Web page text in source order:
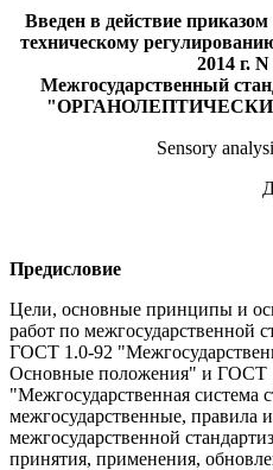
Введен в действие
техническому
2014 г.
Межгосударственный
Sensory
Предисловие
Цели, основные принципы и
работ по межгосударственной
ГОСТ 1.0-92
Основные положения" и ГОСТ
"Межгосударственная система
межгосударственные, правила
межгосударственной
принятия, применения,